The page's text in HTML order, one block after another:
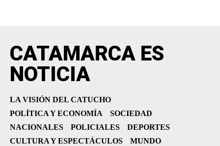
CATAMARCA ES
NOTICIA
LA VISIÓN DEL CATUCHO
POLÍTICA Y ECONOMÍA
SOCIEDAD
NACIONALES
POLICIALES
DEPORTES
CULTURA Y ESPECTÁCULOS
MUNDO